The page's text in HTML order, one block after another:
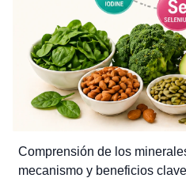
Comprensión de los
mecanismo y beneficios